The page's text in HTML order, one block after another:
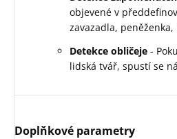
objevené v
zavazadla,
Detekce obličeje -
lidská tvář, spustí se
Doplňkové parametry